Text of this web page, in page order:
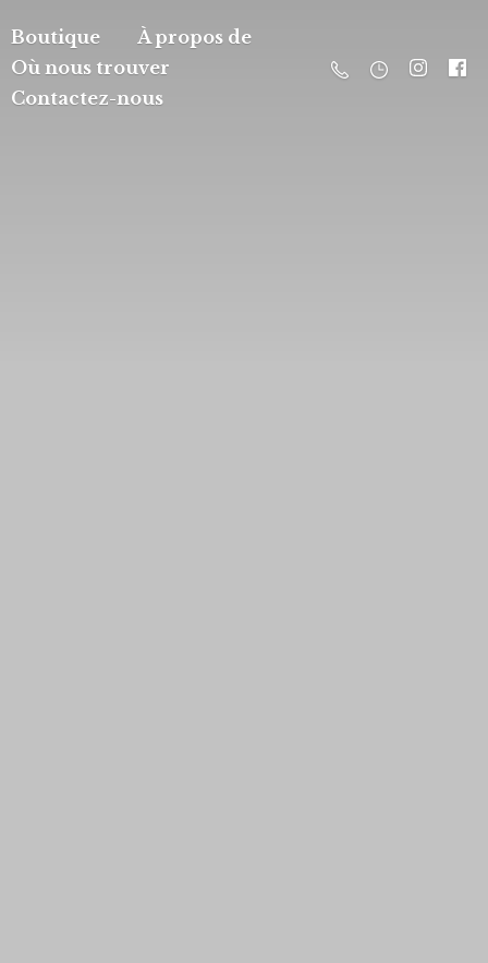
Boutique
À propos de
Où nous trouver
Contactez-nous